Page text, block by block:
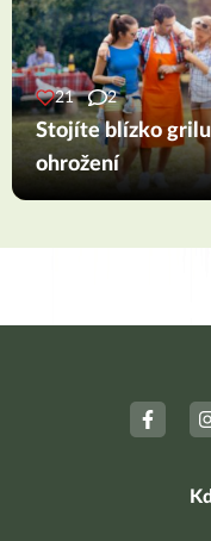
21 2
Stojíte blízko
ohrožení